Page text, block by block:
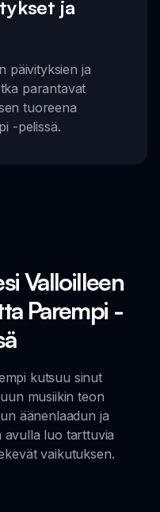
ja
päivityksien ja
parantavat
tuoreena
-pelissä.
Valloilleen
Parempi -
kutsuu sinut
musiikin teon
äänenlaadun ja
avulla luo tarttuvia
vaikutuksen.